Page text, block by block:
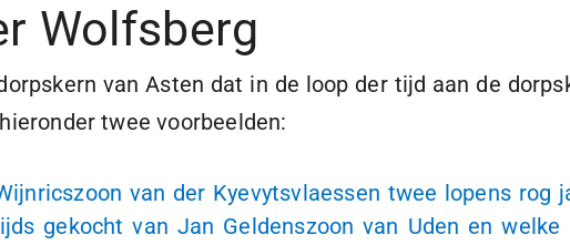
Wolfsberg
van Asten dat in de loop der tijd aan de
twee voorbeelden:
van der Kyevytsvlaessen twee lopens rog
gekocht van Jan Geldenszoon van Uden en